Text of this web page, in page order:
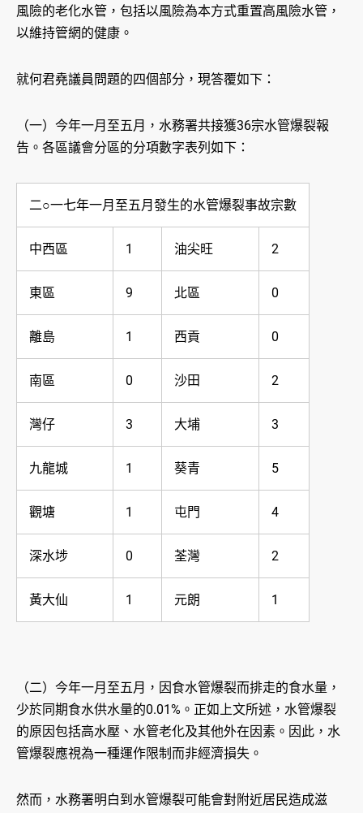
風險的老化水管，包括以風險為本方式重置高風險水管，
以維持管網的健康。
就何君堯議員問題的四個部分，現答覆如下：
（一）今年一月至五月，水務署共接獲36宗水管爆裂報
告。各區議會分區的分項數字表列如下：
二○一七年一月至五月發生的水管爆裂事故宗數
中西區 1 油尖旺 2
東區 9 北區 0
離島 1 西貢 0
南區 0 沙田 2
灣仔 3 大埔 3
九龍城 1 葵青 5
觀塘 1 屯門 4
深水埗 0 荃灣 2
黃大仙 1 元朗 1
（二）今年一月至五月，因食水管爆裂而排走的食水量，
少於同期食水供水量的0.01%。正如上文所述，水管爆裂
的原因包括高水壓、水管老化及其他外在因素。因此，水
管爆裂應視為一種運作限制而非經濟損失。
然而，水務署明白到水管爆裂可能會對附近居民造成滋